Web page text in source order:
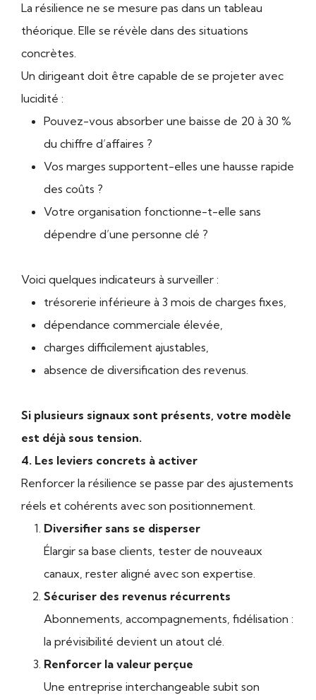
La résilience ne se mesure pas dans un tableau
théorique. Elle se révèle dans des situations
concrètes.
Un dirigeant doit être capable de se projeter avec
lucidité :
Pouvez-vous absorber une baisse de 20 à 30 %
du chiffre d’affaires ?
Vos marges supportent-elles une hausse rapide
des coûts ?
Votre organisation fonctionne-t-elle sans
dépendre d’une personne clé ?
Voici quelques indicateurs à surveiller :
trésorerie inférieure à 3 mois de charges fixes,
dépendance commerciale élevée,
charges difficilement ajustables,
absence de diversification des revenus.
Si plusieurs signaux sont présents, votre modèle
est déjà sous tension.
4. Les leviers concrets à activer
Renforcer la résilience se passe par des ajustements
réels et cohérents avec son positionnement.
Diversifier sans se disperser
Élargir sa base clients, tester de nouveaux
canaux, rester aligné avec son expertise.
Sécuriser des revenus récurrents
Abonnements, accompagnements, fidélisation :
la prévisibilité devient un atout clé.
Renforcer la valeur perçue
Une entreprise interchangeable subit son